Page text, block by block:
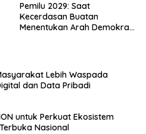
Pemilu 2029: Saat
Kecerdasan Buatan
Menentukan Arah Demokrasi
Lebih Waspada
dan Data Pribadi
untuk Perkuat Ekosistem
Nasional